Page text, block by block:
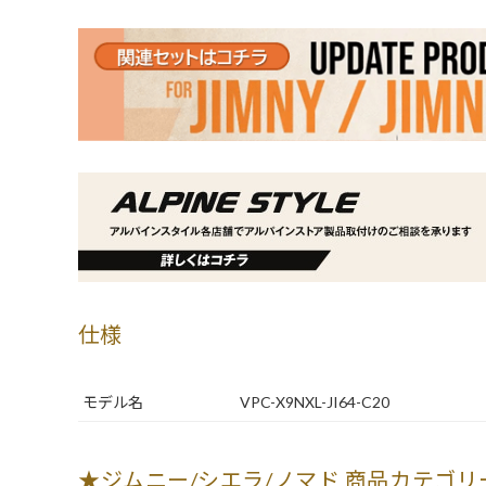
仕様
モデル名 VPC-X9NXL-JI64-C20
★ジムニー/シエラ/ノマド 商品カテゴ